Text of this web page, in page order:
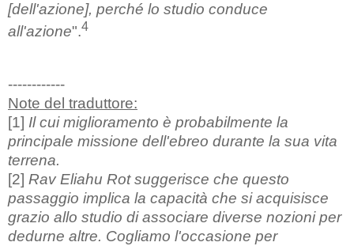
[dell'azione], perché lo studio conduce
all'azione".4
------------
Note del traduttore:
[1] Il cui miglioramento è probabilmente la
principale missione dell'ebreo durante la sua vita
terrena.
[2] Rav Eliahu Rot suggerisce che questo
passaggio implica la capacità che si acquisisce
grazio allo studio di associare diverse nozioni per
dedurne altre. Cogliamo l'occasione per